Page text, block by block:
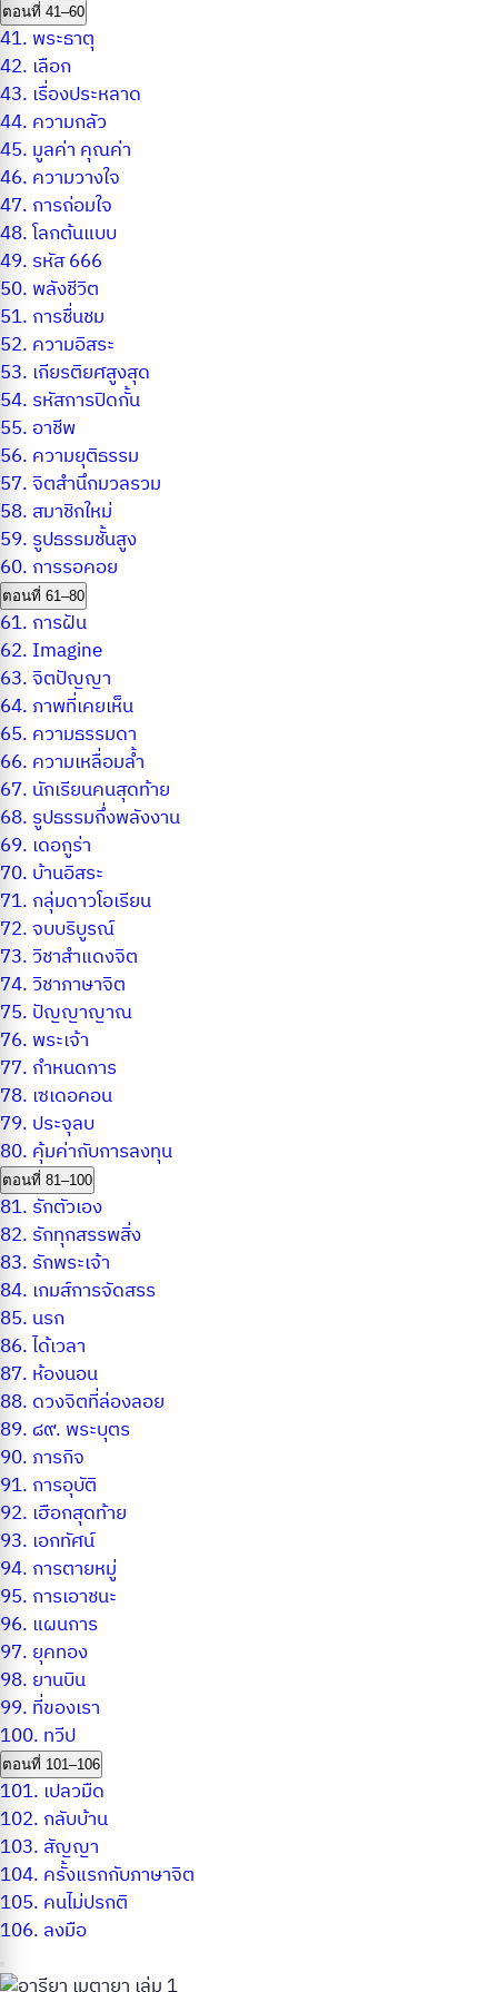
ตอนที่ 41–60
41. พระธาตุ
42. เลือก
43. เรื่องประหลาด
44. ความกลัว
45. มูลค่า คุณค่า
46. ความวางใจ
47. การถ่อมใจ
48.โลกต้นแบบ
49. รหัส 666
50. พลังชีวิต
51. การชื่นชม
52. ความอิสระ
53. เกียรติยศสูงสุด
54. รหัสการปิดกั้น
55. อาชีพ
56. ความยุติธรรม
57.จิตสำนึกมวลรวม
58. สมาชิกใหม่
59. รูปธรรมชั้นสูง
60. การรอคอย
ตอนที่ 61–80
61. การฝัน
62. Imagine
63.จิตปัญญา
64. ภาพที่เคยเห็น
65. ความธรรมดา
66. ความเหลื่อมล้ำ
67. นักเรียนคนสุดท้าย
68. รูปธรรมกึ่งพลังงาน
69. เดอกูร่า
70. บ้านอิสระ
71. กลุ่มดาวโอเรียน
72.จบบริบูรณ์
73.วิชาสำแดงจิต
74.วิชาภาษาจิต
75. ปัญญาญาณ
76. พระเจ้า
77. กำหนดการ
78. เซเดอคอน
79. ประจุลบ
80. คุ้มค่ากับการลงทุน
ตอนที่ 81–100
81. รักตัวเอง
82. รักทุกสรรพสิ่ง
83. รักพระเจ้า
84. เกมส์การจัดสรร
85. นรก
86.ได้เวลา
87. ห้องนอน
88. ดวงจิตที่ล่องลอย
89. ๘๙. พระบุตร
90. ภารกิจ
91. การอุบัติ
92. เฮือกสุดท้าย
93. เอกทัศน์
94. การตายหมู่
95. การเอาชนะ
96. แผนการ
97. ยุคทอง
98. ยานบิน
99. ที่ของเรา
100. ทวีป
ตอนที่ 101–106
101. เปลวมืด
102. กลับบ้าน
103. สัญญา
104. ครั้งแรกกับภาษาจิต
105. คนไม่ปรกติ
106. ลงมือ